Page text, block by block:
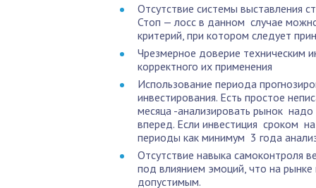
Отсутствие системы выставления
Стоп — лосс в данном случае
критерий, при котором следует
Чрезмерное доверие техническим
корректного их применения
Использование периода
инвестирования. Есть простое
месяца -анализировать рынок
вперед. Если инвестиция сроком
периоды как минимум 3 года
Отсутствие навыка самоконтроля
под влиянием эмоций, что на
допустимым.